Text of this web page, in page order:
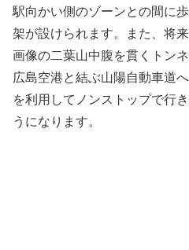
駅向かい側のゾーンとの間に
架が設けられます。また、将
画像の二葉山中腹を貫くトンネ
広島空港と結ぶ山陽自動車道
を利用してノンストップで行
うになります。